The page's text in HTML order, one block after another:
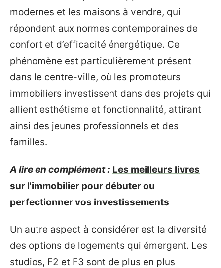
modernes et les maisons à vendre, qui
répondent aux normes contemporaines de
confort et d’efficacité énergétique. Ce
phénomène est particulièrement présent
dans le centre-ville, où les promoteurs
immobiliers investissent dans des projets qui
allient esthétisme et fonctionnalité, attirant
ainsi des jeunes professionnels et des
familles.
A lire en complément : Les meilleurs livres
sur l'immobilier pour débuter ou
perfectionner vos investissements
Un autre aspect à considérer est la diversité
des options de logements qui émergent. Les
studios, F2 et F3 sont de plus en plus